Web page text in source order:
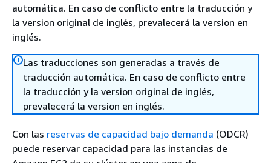
automática. En caso de conflicto entre la traducción y
la version original de inglés, prevalecerá la version en
inglés.
Las traducciones son generadas a través de
traducción automática. En caso de conflicto entre
la traducción y la version original de inglés,
prevalecerá la version en inglés.
Con las reservas de capacidad bajo demanda (ODCR)
puede reservar capacidad para las instancias de